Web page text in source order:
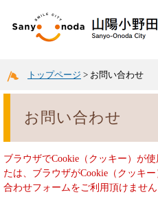
トップページ > お問い合わせ
お問い合わせ
ブラウザでCookie（クッキー）が
たは、ブラウザがCookie（クッキ
合わせフォームをご利用頂けません